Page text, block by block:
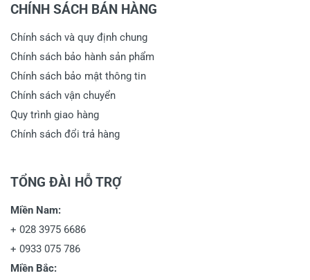
CHÍNH SÁCH BÁN HÀNG
Chính sách và quy định chung
Chính sách bảo hành sản phẩm
Chính sách bảo mật thông tin
Chính sách vận chuyển
Quy trình giao hàng
Chính sách đổi trả hàng
TỔNG ĐÀI HỖ TRỢ
Miền Nam:
+ 028 3975 6686
+ 0933 075 786
Miền Bắc: